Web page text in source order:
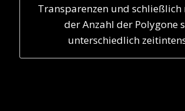
Transparenzen und
der Anzahl der Polygone
unterschiedlich